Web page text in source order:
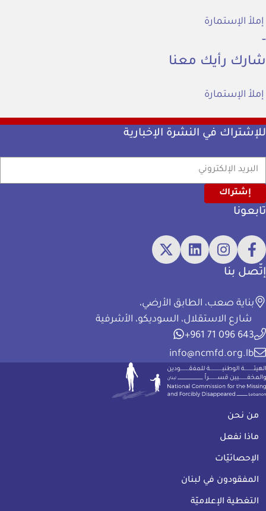
إملأ الإستمارة
شارك رأيك معنا
إملأ الإستمارة
للإشتراك في النشرة الإخبارية
البريد الإلكتروني
تابعونا
إتّصل بنا
بناية صعب، الطابق الأرضي،
شارع الاستقلال، السوديكو، الأشرفية
+961 71 096 643
info@ncmfd.org.lb
الهيئة الوطنية للمفقودين والمخفيين FOOTER
من نحن
ماذا نفعل
الإحصائيّات
المفقودون في لبنان
التغطية الإعلاميّة